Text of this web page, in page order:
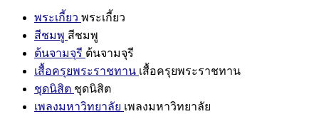
พระเกี้ยว พระเกี้ยว
สีชมพู สีชมพู
ต้นจามจุรี ต้นจามจุรี
เสื้อครุยพระราชทาน เสื้อครุยพระราชทาน
ชุดนิสิต ชุดนิสิต
เพลงมหาวิทยาลัย เพลงมหาวิทยาลัย